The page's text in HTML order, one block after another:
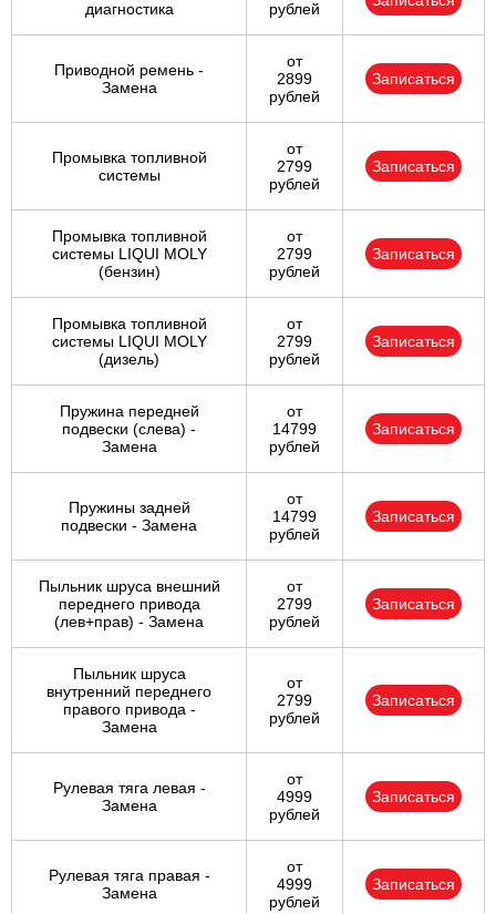
диагностика
рублей
Приводной ремень -
Замена
от
2899
рублей
Записаться
Промывка топливной
системы
от
2799
рублей
Записаться
Промывка топливной
системы LIQUI MOLY
(бензин)
от
2799
рублей
Записаться
Промывка топливной
системы LIQUI MOLY
(дизель)
от
2799
рублей
Записаться
Пружина передней
подвески (слева) -
Замена
от
14799
рублей
Записаться
Пружины задней
подвески - Замена
от
14799
рублей
Записаться
Пыльник шруса внешний
переднего привода
(лев+прав) - Замена
от
2799
рублей
Записаться
Пыльник шруса
внутренний переднего
правого привода -
Замена
от
2799
рублей
Записаться
Рулевая тяга левая -
Замена
от
4999
рублей
Записаться
Рулевая тяга правая -
Замена
от
4999
рублей
Записаться